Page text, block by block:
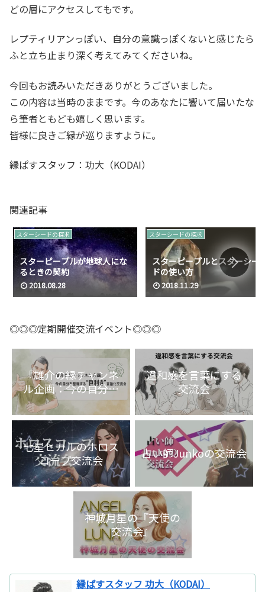
どの層にアクセスしてもです。
レプティリアンっぽい、自分の意識っぽくないと感じたら
ふと立ち止まり深く考えてみてくださいね。
今回もお読みいただきありがとうございました。
この内容は当時のままです。今のあなたに響いて届いたな
ら筆者ともども嬉しく思います。
皆様に良きご縁が巡りますように。
縁ぱすスタッフ：功大（KODAI）
関連記事
スターシードの探求
スターピープルが地球人にな
るときの契約
2018.08.28
スターシードの探求
スターピープルとスターシー
ドの使い方
2018.11.29
◎◎◎定期開催交流イベント◎◎◎
『雄介の縁チャンネ
ル企画：今の自分を
整理する“目利き”言
語化交流会』
違和感を言葉にする
交流会
七星ヒカルのホロス
コープ交流会
占い師Junkoの交流会
神城月星の『天使の
交流会』
縁ぱすスタッフ 功大（KODAI）